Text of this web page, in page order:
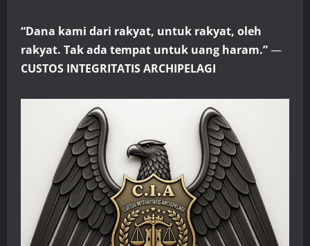
“Dana kami dari rakyat, untuk rakyat, oleh
rakyat. Tak ada tempat untuk uang haram.” —
CUSTOS INTEGRITATIS ARCHIPELAGI